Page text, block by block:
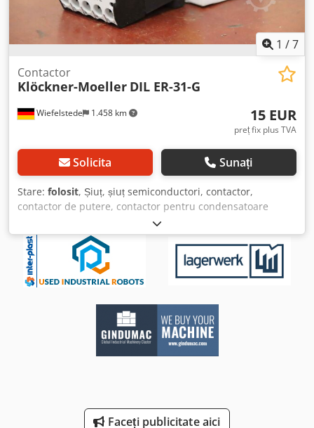
1 /7
Wiefelstede 1.458 km
Contactor
Klöckner-Moeller DIL ER-31-G
15 EUR
preț fix plus TVA
Solicita Sunați
Stare: folosit, Șiuț, șiuț semiconductori, contactor,
contactor de putere, contactor pentru condensatoare
Dcodor Im R Rjpfx Aiaok - Producător: Klöckner Moeller,
releu auxiliar de contactor neutilizat, în ambalaj original -
Tip: DIL ER-31-G - Tensiune: 60 VDC - Cantitate: 15 bucăți
disponibile - Preț: pe bucată - Dimensiuni cutie: 60/50/H60
mm - Greutate: 0,2 kg/bucată
Faceți publicitate aici